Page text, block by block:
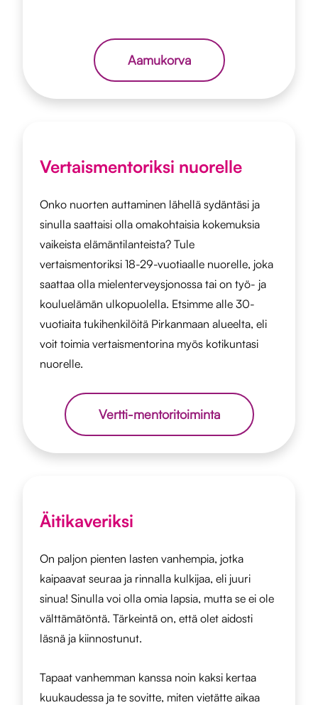
Aamukorva
Vertaismentoriksi nuorelle
Onko nuorten auttaminen lähellä sydäntäsi ja
sinulla saattaisi olla omakohtaisia kokemuksia
vaikeista elämäntilanteista? Tule
vertaismentoriksi 18-29-vuotiaalle nuorelle, joka
saattaa olla mielenterveysjonossa tai on työ- ja
kouluelämän ulkopuolella. Etsimme alle 30-
vuotiaita tukihenkilöitä Pirkanmaan alueelta, eli
voit toimia vertaismentorina myös kotikuntasi
nuorelle.
Vertti-mentoritoiminta
Äitikaveriksi
On paljon pienten lasten vanhempia, jotka
kaipaavat seuraa ja rinnalla kulkijaa, eli juuri
sinua! Sinulla voi olla omia lapsia, mutta se ei ole
välttämätöntä. Tärkeintä on, että olet aidosti
läsnä ja kiinnostunut.
Tapaat vanhemman kanssa noin kaksi kertaa
kuukaudessa ja te sovitte, miten vietätte aikaa